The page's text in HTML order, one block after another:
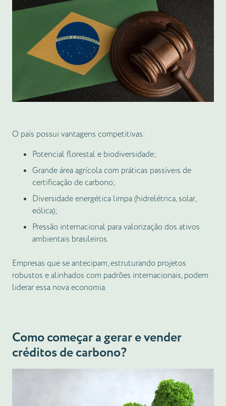
O país possui vantagens competitivas:
Potencial florestal e biodiversidade;
Grande área agrícola com práticas passíveis de
certificação de carbono;
Diversidade energética limpa (hidrelétrica, solar,
eólica);
Pressão internacional para valorização dos ativos
ambientais brasileiros.
Empresas que se antecipam, estruturando projetos
robustos e alinhados com padrões internacionais, podem
liderar essa nova economia.
Como começar a gerar e vender
créditos de carbono?